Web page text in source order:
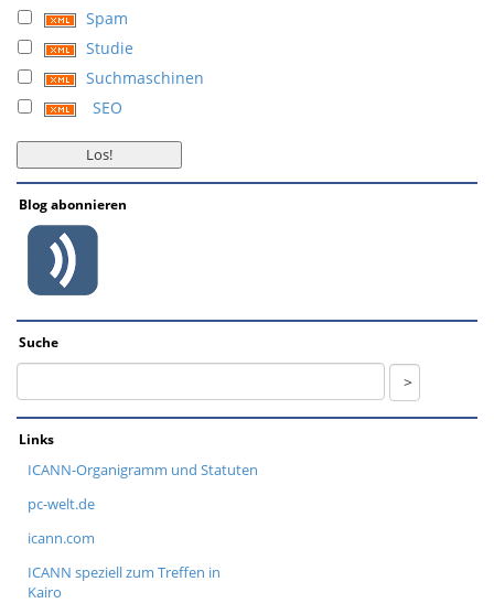
Spam
Studie
Suchmaschinen
SEO
Blog abonnieren
Suche
Links
ICANN-Organigramm und Statuten
pc-welt.de
icann.com
ICANN speziell zum Treffen in
Kairo